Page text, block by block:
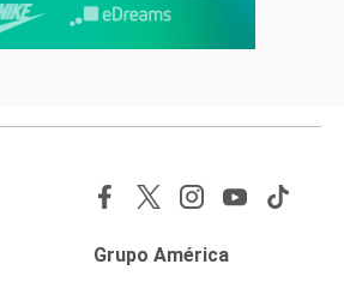
Grupo América